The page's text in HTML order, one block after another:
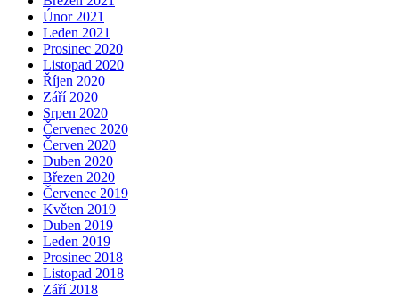
Únor 2021
Leden 2021
Prosinec 2020
Listopad 2020
Říjen 2020
Září 2020
Srpen 2020
Červenec 2020
Červen 2020
Duben 2020
Březen 2020
Červenec 2019
Květen 2019
Duben 2019
Leden 2019
Prosinec 2018
Listopad 2018
Září 2018